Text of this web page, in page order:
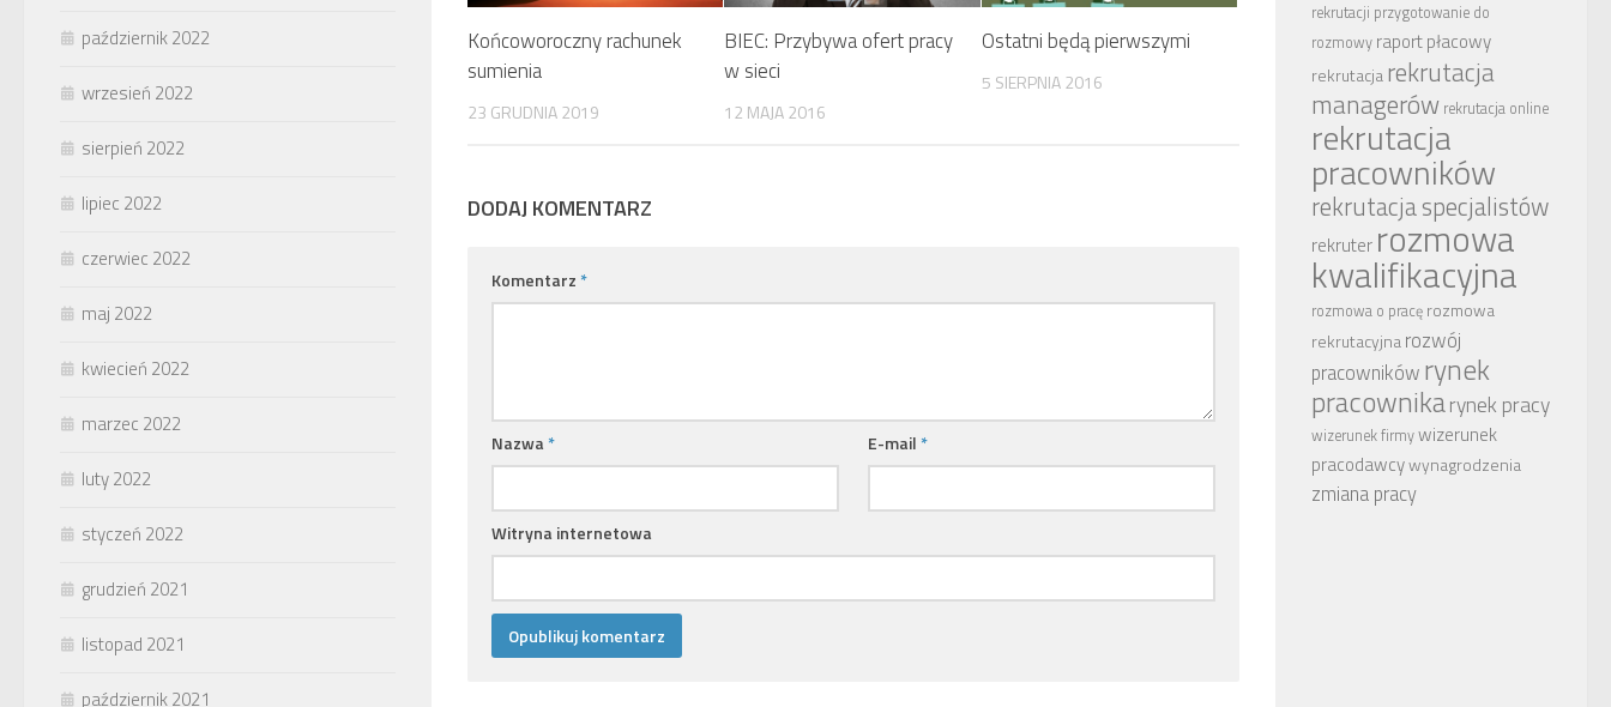
Końcoworoczny rachunek
sumienia
23 GRUDNIA 2019
BIEC: Przybywa ofert pracy
w sieci
12 MAJA 2016
Ostatni będą pierwszymi
5 SIERPNIA 2016
DODAJ KOMENTARZ
Komentarz *
Nazwa * E-mail *
Witryna internetowa
październik 2022
wrzesień 2022
sierpień 2022
lipiec 2022
czerwiec 2022
maj 2022
kwiecień 2022
marzec 2022
luty 2022
styczeń 2022
grudzień 2021
listopad 2021
październik 2021
rekrutacji przygotowanie do
rozmowy raport płacowy
rekrutacjarekrutacja
managerów rekrutacja online
rekrutacja
pracowników
rekrutacja specjalistów
rekruter rozmowa
kwalifikacyjna
rozmowa o pracę rozmowa
rekrutacyjnarozwój
pracowników rynek
pracownikarynek pracy
wizerunek firmywizerunek
pracodawcywynagrodzenia
zmiana pracy